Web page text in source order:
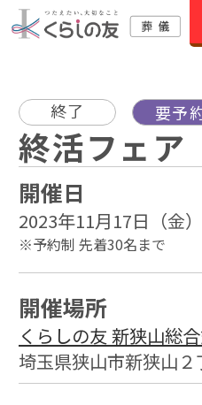
終了 要予
終活フェア
開催日
2023年11月17日（金
※予約制 先着30名まで
開催場所
くらしの友 新狭山総
埼玉県狭山市新狭山２